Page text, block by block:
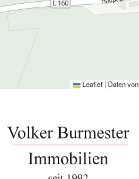
Leaflet | Daten von